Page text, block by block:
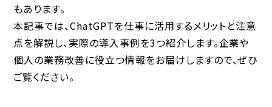
もあります。
本記事では、ChatGPTを仕事に活用するメリットと注意
点を解説し、実際の導入事例を3つ紹介します。企業や
個人の業務改善に役立つ情報をお届けしますので、ぜひ
ご覧ください。